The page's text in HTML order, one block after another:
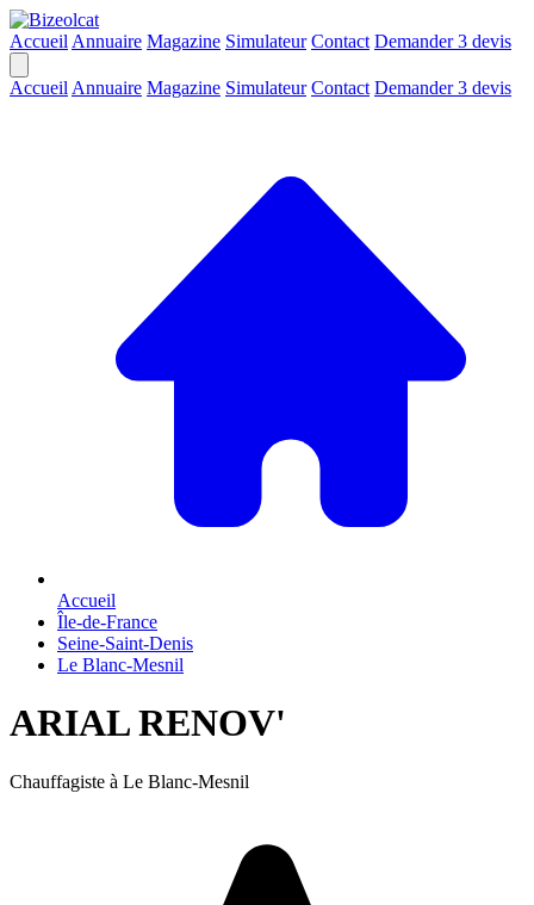
Accueil Annuaire Magazine Simulateur Contact Demander 3 devis
Accueil Annuaire Magazine Simulateur Contact Demander 3 devis
Accueil
Île-de-France
Seine-Saint-Denis
Le Blanc-Mesnil
ARIAL RENOV'
Chauffagiste à Le Blanc-Mesnil